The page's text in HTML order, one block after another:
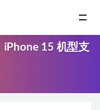
15 机型支